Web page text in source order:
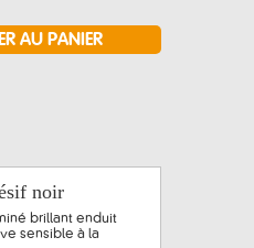
noir
brillant enduit
sensible à la